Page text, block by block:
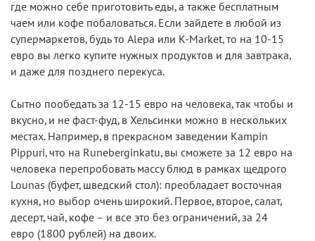
где можно себе приготовить еды, а также бесплатным
чаем или кофе побаловаться. Если зайдете в любой из
супермаркетов, будь то Alepa или K-Market, то на 10-15
евро вы легко купите нужных продуктов и для завтрака,
и даже для позднего перекуса.
Сытно пообедать за 12-15 евро на человека, так чтобы и
вкусно, и не фаст-фуд, в Хельсинки можно в нескольких
местах. Например, в прекрасном заведении Kampin
Pippuri, что на Runeberginkatu, вы сможете за 12 евро на
человека перепробовать массу блюд в рамках щедрого
Lounas (буфет, шведский стол): преобладает восточная
кухня, но выбор очень широкий. Первое, второе, салат,
десерт, чай, кофе – и все это без ограничений, за 24
евро (1800 рублей) на двоих.